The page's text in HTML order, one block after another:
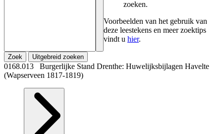
zoeken.
Voorbeelden van het gebruik van
deze leestekens en meer zoektips
vindt u hier.
Zoek Uitgebreid zoeken
0168.013 Burgerlijke Stand Drenthe: Huwelijksbijlagen Havelte
(Wapserveen 1817-1819)